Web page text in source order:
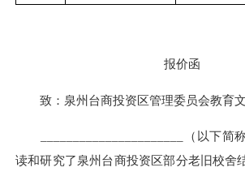
报价函
致：泉州台商投资区管理委员会教育
______________________（以下简
读和研究了泉州台商投资区部分老旧校舍